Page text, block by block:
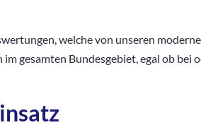
welche von unseren
gesamten Bundesgebiet, egal ob bei